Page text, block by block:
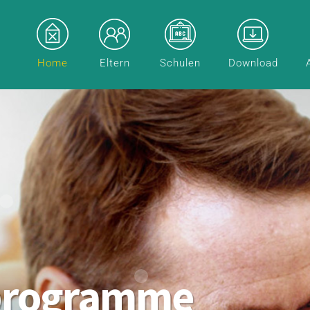
Home Eltern Schulen Download